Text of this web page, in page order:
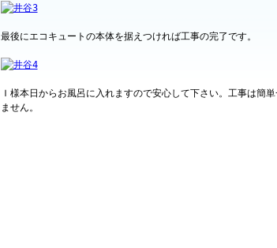
最後にエコキュートの本体を据えつければ工事の完了です。
Ｉ様本日からお風呂に入れますので安心して下さい。工事は簡
ません。